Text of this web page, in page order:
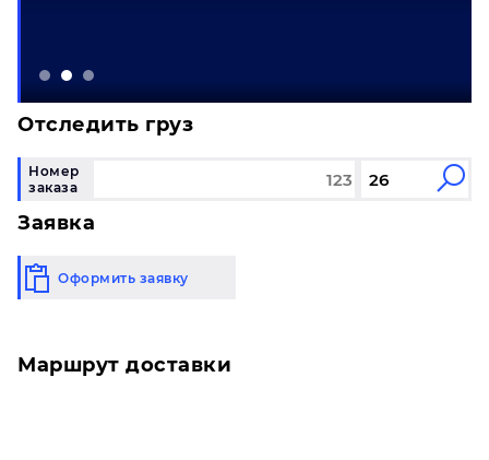
Отследить груз
Номер
заказа
Заявка
Оформить заявку
Маршрут доставки